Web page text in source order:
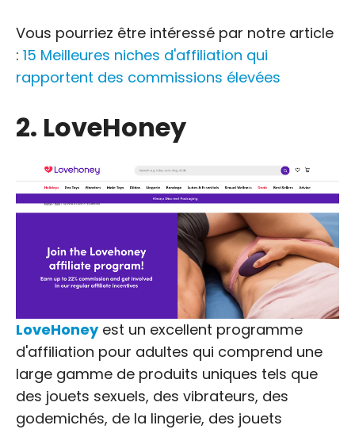
Vous pourriez être intéressé par notre article
: 15 Meilleures niches d'affiliation qui
rapportent des commissions élevées
2. LoveHoney
LoveHoneyest un excellent programme
d'affiliation pour adultes qui comprend une
large gamme de produits uniques tels que
des jouets sexuels, des vibrateurs, des
godemichés, de la lingerie, des jouets